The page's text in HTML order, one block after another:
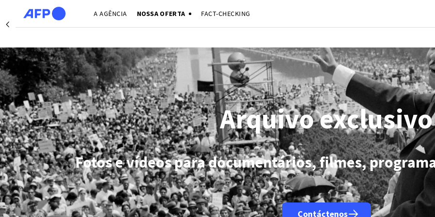
Passar para o conteúdo principal
A AGÊNCIA NOSSA OFERTA FACT-CHECKING
Berlim (AFP)| 02:26:42 - 06/08/2026| Alemanha alerta para ‘nova ameaça’ após incidente em aeroporto-chave para
Los Angeles (AFP)
| 01:17:07 - 06/08/2026| Homem armado detido em campo de golfe de Trump na Califórnia é
Detroit (AFP)| 00:27:26 - 06/08/2026
| Candidato progressista Abdul El-Sayed vence primárias democratas no
Teerã (AFP)| 22:32:11 - 05/08/2026
| Presidente do Irã diz que comunicação com líder supremo é "muito difícil
Sana (AFP)| 22:08:42 - 05/08/2026
| Rebeldes houthis do Iêmen afirmam ter atacado dois petroleiros
Los Angeles (AFP)| 21:42:02 - 05/08/2026
| Homem armado detido em campo de golfe de Trump na Califórnia é alvo
Washington (AFP)| 20:51:43 - 05/08/2026 | EUA anuncia novas acusações e recompensas contra chefes do cartel
Arquivo exclusivo
Fotos e vídeos para documentários, filmes,
Contáctenos